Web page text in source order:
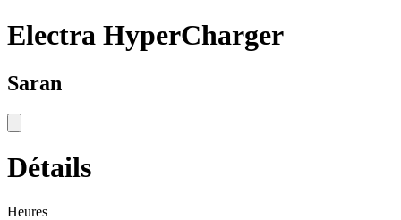
Electra HyperCharger
Saran
Détails
Heures